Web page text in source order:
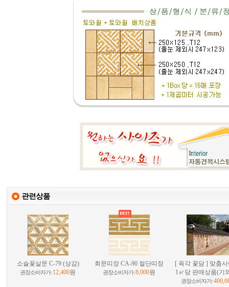
소슬꽃살문 C-79 (상감)
권장소비자가: 12,400원
회문띠장 CA-90 절단띠장
권장소비자가:8,000원
[ 육각 꽃담 ] 맞춤
1㎡당 판매상품(기
권장소비자가: